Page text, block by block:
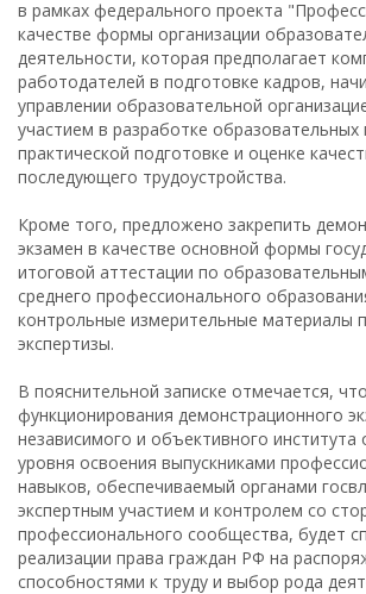
в рамках федерального проекта
качестве формы организации
деятельности, которая предполагает
работодателей в подготовке кадров,
управлении образовательной
участием в разработке образовательных
практической подготовке и оценке
последующего трудоустройства.
Кроме того, предложено закрепить
экзамен в качестве основной формы
итоговой аттестации по
среднего профессионального
контрольные измерительные материалы
экспертизы.
В пояснительной записке отмечается,
функционирования демонстрационного
независимого и объективного института
уровня освоения выпускниками
навыков, обеспечиваемый органами
экспертным участием и контролем со
профессионального сообщества, будет
реализации права граждан РФ на
способностями к труду и выбор рода